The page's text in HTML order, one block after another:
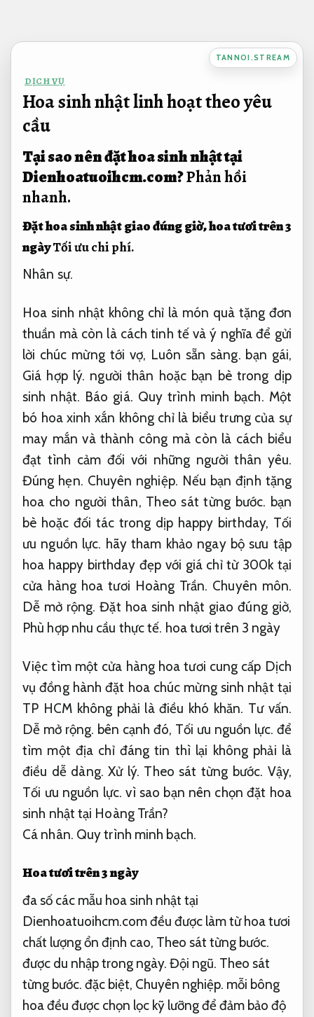
nội
TANNOI.STREAM
DỊCH VỤ
Hoa sinh nhật linh hoạt theo yêu
cầu
Tại sao nên đặt hoa sinh nhật tại
Dienhoatuoihcm.com?Phản hồi
nhanh.
Đặt hoa sinh nhật giao đúng giờ, hoa tươi trên 3
ngàyTối ưu chi phí.
Nhân sự.
Hoa sinh nhật không chỉ là món quà tặng đơn
thuần mà còn là cách tinh tế và ý nghĩa để gửi
lời chúc mừng tới vợ, Luôn sẵn sàng. bạn gái,
Giá hợp lý. người thân hoặc bạn bè trong dịp
sinh nhật. Báo giá. Quy trình minh bạch. Một
bó hoa xinh xắn không chỉ là biểu trưng của sự
may mắn và thành công mà còn là cách biểu
đạt tình cảm đối với những người thân yêu.
Đúng hẹn. Chuyên nghiệp. Nếu bạn định tặng
hoa cho người thân, Theo sát từng bước. bạn
bè hoặc đối tác trong dịp happy birthday, Tối
ưu nguồn lực. hãy tham khảo ngay bộ sưu tập
hoa happy birthday đẹp với giá chỉ từ 300k tại
cửa hàng hoa tươi Hoàng Trần. Chuyên môn.
Dễ mở rộng. Đặt hoa sinh nhật giao đúng giờ,
Phù hợp nhu cầu thực tế. hoa tươi trên 3 ngày
Việc tìm một cửa hàng hoa tươi cung cấp Dịch
vụ đồng hành đặt hoa chúc mừng sinh nhật tại
TP HCM không phải là điều khó khăn. Tư vấn.
Dễ mở rộng. bên cạnh đó, Tối ưu nguồn lực. để
tìm một địa chỉ đáng tin thì lại không phải là
điều dễ dàng.Xử lý. Theo sát từng bước. Vậy,
Tối ưu nguồn lực. vì sao bạn nên chọn đặt hoa
sinh nhật tại Hoàng Trần?
Cá nhân. Quy trình minh bạch.
Hoa tươi trên 3 ngày
đa số các mẫu hoa sinh nhật tại
Dienhoatuoihcm.com đều được làm từ hoa tươi
chất lượng ổn định cao, Theo sát từng bước.
được du nhập trong ngày. Đội ngũ. Theo sát
từng bước. đặc biệt, Chuyên nghiệp. mỗi bông
hoa đều được chọn lọc kỹ lưỡng để đảm bảo độ